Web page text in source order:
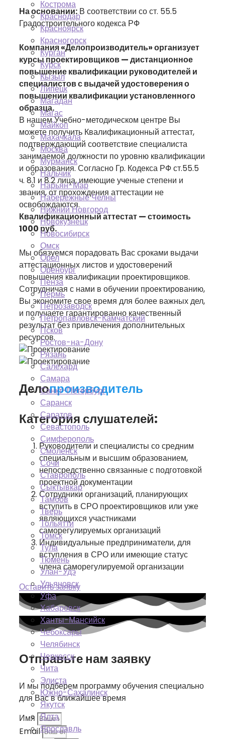
Кострома
Краснодар
Красноярск
Красногорск
Курган
Курск
Кызыл
Липецк
Магадан
Магас
Майкоп
Махачкала
Москва
Мурманск
Нальчик
Нарьян-Мар
Набережные Челны
Нижний Новгород
Новокузнецк
Новосибирск
Омск
Орел
Оренбург
Пенза
Пермь
Петрозаводск
Петропавловск-Камчатский
Псков
Ростов-на-Дону
Рязань
Салехард
Самара
Санкт-Петербург
Саранск
Саратов
Севастополь
Симферополь
Смоленск
Сочи
Ставрополь
Сыктывкар
Тамбов
Тверь
Тольятти
Томск
Тула
Тюмень
Улан-Удэ
Ульяновск
Уфа
Хабаровск
Ханты-Мансийск
Чебоксары
Челябинск
Черкесск
Чита
Элиста
Южно-Сахалинск
Якутск
Ялта
Ярославль
На основании: В соответствии со ст. 55.5
Градостроительного кодекса РФ
Компания «Делопроизводитель» организует
курсы проектировщиков — дистанционное
повышение квалификации руководителей и
специалистов с выдачей удостоверения о
повышении квалификации установленного
образца.
В нашем Учебно-методическом центре Вы
можете получить Квалификационный аттестат,
подтверждающий соответствие специалиста
занимаемой должности по уровню квалификации
и образования. Согласно Гр. Кодекса РФ ст.55.5
ч. 8.1 и 8.2 лица, имеющие ученые степени и
звания, от прохождения аттестации не
освобождаются.
Квалификационный аттестат — стоимость
1000 руб.
Мы обязуемся порадовать Вас сроками выдачи
аттестационных листов и удостоверений
повышения квалификации проектировщиков.
Сотрудничая с нами в обучении проектированию,
Вы экономите свое время для более важных дел,
и получаете гарантированно качественный
результат без привлечения дополнительных
ресурсов.
Делопроизводитель
Категория слушателей:
Руководители и специалисты со средним
специальным и высшим образованием,
непосредственно связанные с подготовкой
проектной документации
Сотрудники организаций, планирующих
вступить в СРО проектировщиков или уже
являющихся участниками
саморегулируемых организаций
Индивидуальные предприниматели, для
вступления в СРО или имеющие статус
члена саморегулируемой организации
Оставить заявку
Отправьте нам заявку
И мы подберем программу обучения специально
для Вас в ближайшее время
Имя
Email